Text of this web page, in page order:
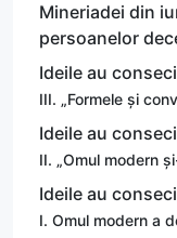
Mineriadei din
persoanelor
Ideile au
III. „Formele și
Ideile au
II. „Omul modern
Ideile au
I. Omul modern a